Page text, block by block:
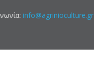
info@agrinioculture.gr